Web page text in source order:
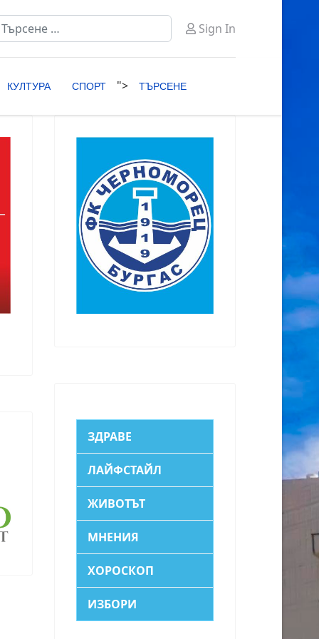
Sign In
КУЛТУРА СПОРТ "> ТЪРСЕНЕ
ЗДРАВЕ
ЛАЙФСТАЙЛ
ЖИВОТЪТ
МНЕНИЯ
ХОРОСКОП
ИЗБОРИ